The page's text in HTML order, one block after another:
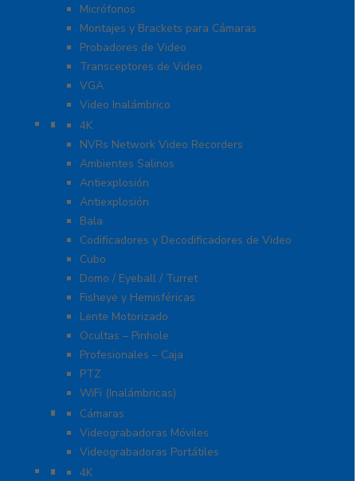
Micrófonos
Montajes y Brackets para Cámaras
Probadores de Video
Transceptores de Video
VGA
Video Inalámbrico
Cámaras IP y NVRs
4K
NVRs Network Video Recorders
Ambientes Salinos
Antiexplosión
Antiexplosión
Bala
Codificadores y Decodificadores de Video
Cubo
Domo / Eyeball / Turret
Fisheye y Hemisféricas
Lente Motorizado
Ocultas – Pinhole
Profesionales – Caja
PTZ
WiFi (Inalámbricas)
Videograbadoras Móviles Y Portátiles
Cámaras
Videograbadoras Móviles
Videograbadoras Portátiles
Cámaras Y DVRs HD TurboHD / AHD / HD-TVI
4K